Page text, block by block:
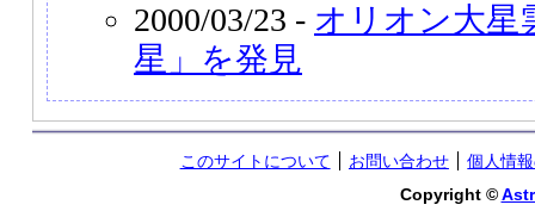
2000/03/23 - オリオン大星
星」を発見
このサイトについて お問い合わせ
個人情
Copyright ©